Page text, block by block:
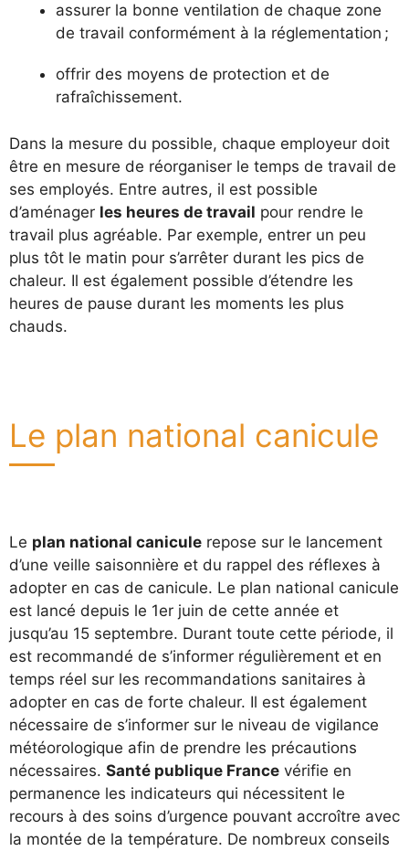
assurer la bonne ventilation de chaque zone
de travail conformément à la réglementation ;
offrir des moyens de protection et de
rafraîchissement.
Dans la mesure du possible, chaque employeur doit
être en mesure de réorganiser le temps de travail de
ses employés. Entre autres, il est possible
d’aménager les heures de travail pour rendre le
travail plus agréable. Par exemple, entrer un peu
plus tôt le matin pour s’arrêter durant les pics de
chaleur. Il est également possible d’étendre les
heures de pause durant les moments les plus
chauds.
Le plan national canicule
Le plan national canicule repose sur le lancement
d’une veille saisonnière et du rappel des réflexes à
adopter en cas de canicule. Le plan national canicule
est lancé depuis le 1er juin de cette année et
jusqu’au 15 septembre. Durant toute cette période, il
est recommandé de s’informer régulièrement et en
temps réel sur les recommandations sanitaires à
adopter en cas de forte chaleur. Il est également
nécessaire de s’informer sur le niveau de vigilance
météorologique afin de prendre les précautions
nécessaires. Santé publique France vérifie en
permanence les indicateurs qui nécessitent le
recours à des soins d’urgence pouvant accroître avec
la montée de la température. De nombreux conseils